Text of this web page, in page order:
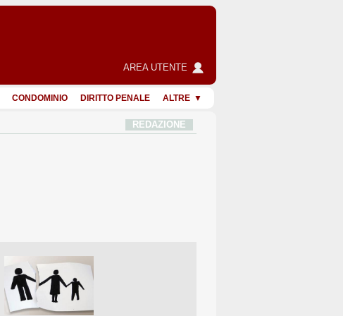
AREA UTENTE
CONDOMINIO DIRITTO PENALE ALTRE
REDAZIONE